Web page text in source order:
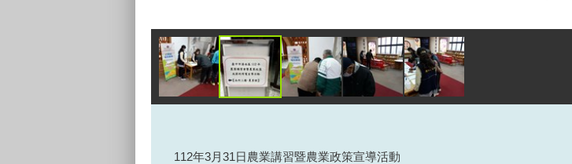
112年3月31日農業講習暨農業政策宣導活動